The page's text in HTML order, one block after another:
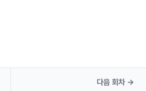
다음 회차 →